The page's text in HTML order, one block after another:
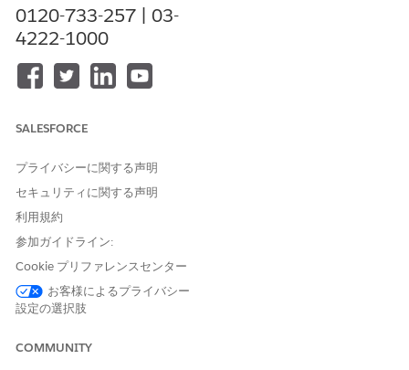
Cloud for Customer Engagementアドオン ライセンス、Life
Sciences Customer Engagement管理パッケージが付属する
EnterpriseEditionおよび
休暇テリトリーに向けた組織の準備
設定を定義します。これらの前提条件により、休暇エントリが
スケジュール環境が維持されます。
時間入力モードと時間枠の設定
ユーザーが休暇テリトリーの行動の時間を記録する方法を定義
ントリを簡略化できます。設定に応じて、ユーザーは定義済み
の時間枠、特定の日時範囲、またはハイブリッドモードを使用
して休暇をログオフします。
休暇テリトリールールの設定
0120-733-257 | 03-
4222-1000
SALESFORCE
プライバシーに関する声明
セキュリティに関する声明
利用規約
参加ガイドライン:
Cookie プリファレンスセンター
お客様によるプライバシー
設定の選択肢
COMMUNITY